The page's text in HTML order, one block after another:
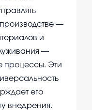
—
и
—
процессы. Эти
его
внедрения.